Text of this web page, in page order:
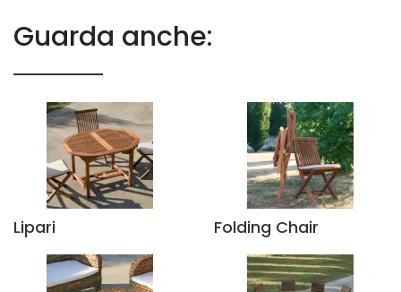
Guarda anche:
Lipari Folding Chair